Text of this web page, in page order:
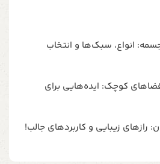
انواع، سبک‌ها و انتخاب
کوچک: ایده‌هایی برای
زیبایی و کاربردهای جالب!